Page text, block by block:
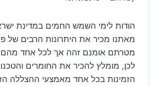
הודות לימי השמש החמים במדינת
מאתנו מכיר את היתרונות הרבים של
מטרתם אומנם זהה אך לכל אחד מהם
לכן, מומלץ להכיר את החומרים
הזמינות בכל אחד מאמצעי ההצללה